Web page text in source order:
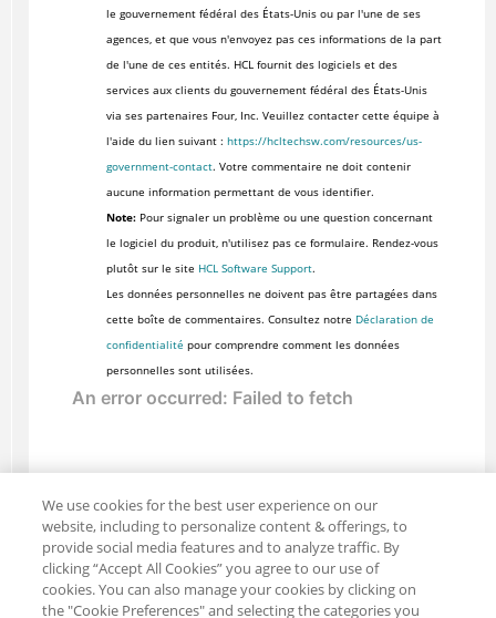
le gouvernement fédéral des États-Unis ou par l'une de ses
agences, et que vous n'envoyez pas ces informations de la part
de l'une de ces entités. HCL fournit des logiciels et des
services aux clients du gouvernement fédéral des États-Unis
via ses partenaires Four, Inc. Veuillez contacter cette équipe à
l'aide du lien suivant : https://hcltechsw.com/resources/us-
government-contact. Votre commentaire ne doit contenir
aucune information permettant de vous identifier.
Note:Pour signaler un problème ou une question concernant
le logiciel du produit, n'utilisez pas ce formulaire. Rendez-vous
plutôt sur le site HCL Software Support.
Les données personnelles ne doivent pas être partagées dans
cette boîte de commentaires. Consultez notre Déclaration de
confidentialité pour comprendre comment les données
personnelles sont utilisées.
We use cookies for the best user experience on our
website, including to personalize content & offerings, to
provide social media features and to analyze traffic. By
clicking “Accept All Cookies” you agree to our use of
cookies. You can also manage your cookies by clicking on
the "Cookie Preferences" and selecting the categories you